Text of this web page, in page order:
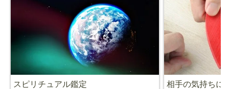
スピリチュアル鑑定 相手の気持ちに